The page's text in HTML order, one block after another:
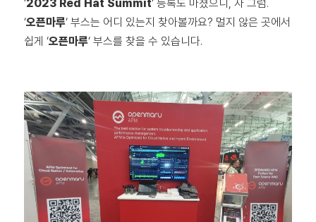
‘2023 Red Hat Summit‘ 등록도 마쳤으니, 자 그럼.
‘오픈마루‘ 부스는 어디 있는지 찾아볼까요? 멀지 않은 곳에서
쉽게 ‘오픈마루‘ 부스를 찾을 수 있습니다.